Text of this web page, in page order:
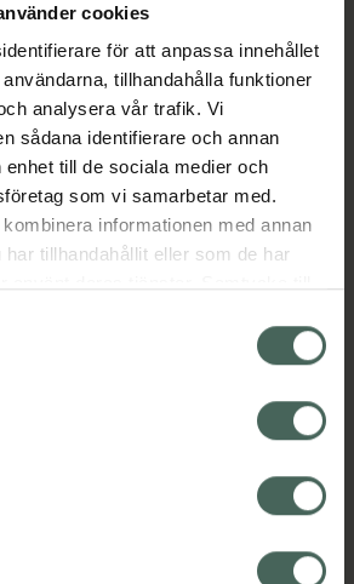
cookies
för att anpassa innehållet
tillhandahålla funktioner
analysera vår trafik. Vi
sådana identifierare och annan
enhet till de sociala medier och
som vi samarbetar med.
informationen med annan
tillhandahållit eller som de har
via webbplatsens
Ett återkallat samtycke påverkar inte
som skett innan återkallelsen.
FASS Visa
här för dig. Du hittar oss från Skåne i
du är så är det vårt uppdrag att
lite bättre. Välkommen att prata